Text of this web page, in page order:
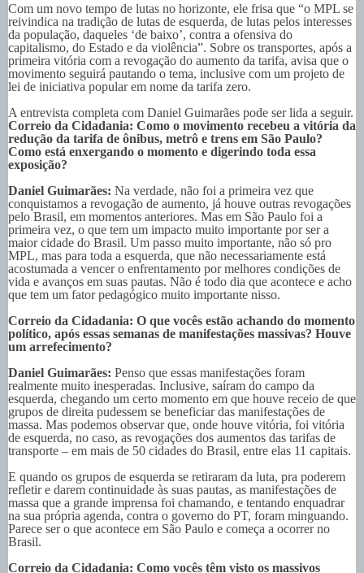
Com um novo tempo de lutas no horizonte, ele frisa que “o MPL se
reivindica na tradição de lutas de esquerda, de lutas pelos interesses
da população, daqueles ‘de baixo’, contra a ofensiva do
capitalismo, do Estado e da violência”. Sobre os transportes, após a
primeira vitória com a revogação do aumento da tarifa, avisa que o
movimento seguirá pautando o tema, inclusive com um projeto de
lei de iniciativa popular em nome da tarifa zero.
A entrevista completa com Daniel Guimarães pode ser lida a seguir.
Correio da Cidadania: Como o movimento recebeu a vitória da
redução da tarifa de ônibus, metrô e trens em São Paulo?
Como está enxergando o momento e digerindo toda essa
exposição?
Daniel Guimarães: Na verdade, não foi a primeira vez que
conquistamos a revogação de aumento, já houve outras revogações
pelo Brasil, em momentos anteriores. Mas em São Paulo foi a
primeira vez, o que tem um impacto muito importante por ser a
maior cidade do Brasil. Um passo muito importante, não só pro
MPL, mas para toda a esquerda, que não necessariamente está
acostumada a vencer o enfrentamento por melhores condições de
vida e avanços em suas pautas. Não é todo dia que acontece e acho
que tem um fator pedagógico muito importante nisso.
Correio da Cidadania: O que vocês estão achando do momento
político, após essas semanas de manifestações massivas? Houve
um arrefecimento?
Daniel Guimarães: Penso que essas manifestações foram
realmente muito inesperadas. Inclusive, saíram do campo da
esquerda, chegando um certo momento em que houve receio de que
grupos de direita pudessem se beneficiar das manifestações de
massa. Mas podemos observar que, onde houve vitória, foi vitória
de esquerda, no caso, as revogações dos aumentos das tarifas de
transporte – em mais de 50 cidades do Brasil, entre elas 11 capitais.
E quando os grupos de esquerda se retiraram da luta, pra poderem
refletir e darem continuidade às suas pautas, as manifestações de
massa que a grande imprensa foi chamando, e tentando enquadrar
na sua própria agenda, contra o governo do PT, foram minguando.
Parece ser o que acontece em São Paulo e começa a ocorrer no
Brasil.
Correio da Cidadania: Como vocês têm visto os massivos